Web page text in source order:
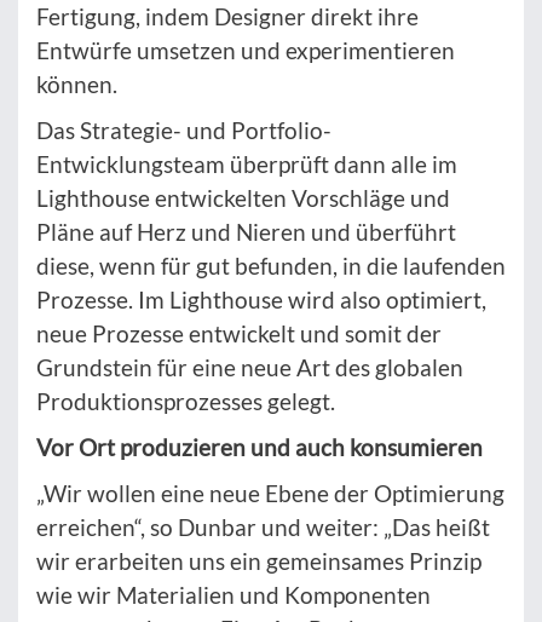
Fertigung, indem Designer direkt ihre
Entwürfe umsetzen und experimentieren
können.
Das Strategie- und Portfolio-
Entwicklungsteam überprüft dann alle im
Lighthouse entwickelten Vorschläge und
Pläne auf Herz und Nieren und überführt
diese, wenn für gut befunden, in die laufenden
Prozesse. Im Lighthouse wird also optimiert,
neue Prozesse entwickelt und somit der
Grundstein für eine neue Art des globalen
Produktionsprozesses gelegt.
Vor Ort produzieren und auch konsumieren
„Wir wollen eine neue Ebene der Optimierung
erreichen“, so Dunbar und weiter: „Das heißt
wir erarbeiten uns ein gemeinsames Prinzip
wie wir Materialien und Komponenten